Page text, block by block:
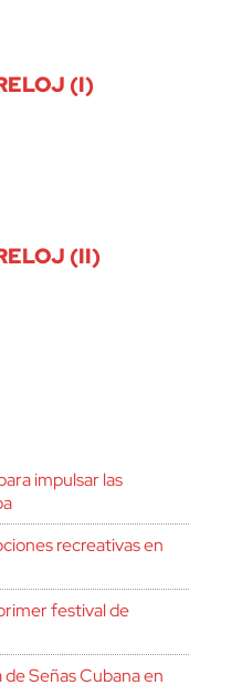
(I)
(II)
impulsar las
recreativas en
festival de
Señas Cubana en